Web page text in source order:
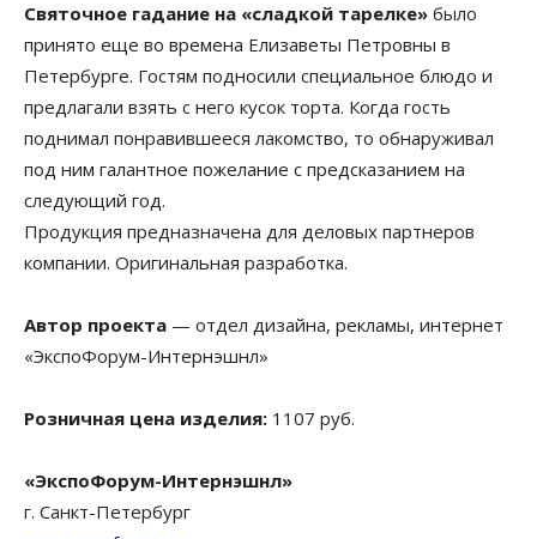
Святочное гадание на «сладкой тарелке» было
принято еще во времена Елизаветы Петровны в
Петербурге. Гостям подносили специальное блюдо и
предлагали взять с него кусок торта. Когда гость
поднимал понравившееся лакомство, то обнаруживал
под ним галантное пожелание с предсказанием на
следующий год.
Продукция предназначена для деловых партнеров
компании. Оригинальная разработка.
Автор проекта — отдел дизайна, рекламы, интернет
«ЭкспоФорум-Интернэшнл»
Розничная цена изделия: 1107 руб.
«ЭкспоФорум-Интернэшнл»
г. Санкт-Петербург